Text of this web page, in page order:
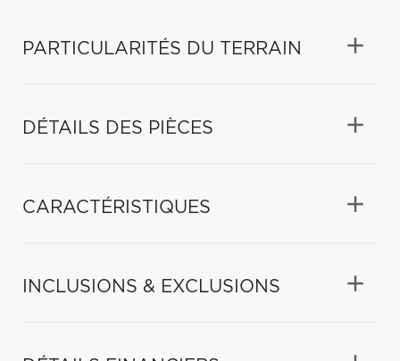
PARTICULARITÉS DU TERRAIN
DÉTAILS DES PIÈCES
CARACTÉRISTIQUES
INCLUSIONS & EXCLUSIONS